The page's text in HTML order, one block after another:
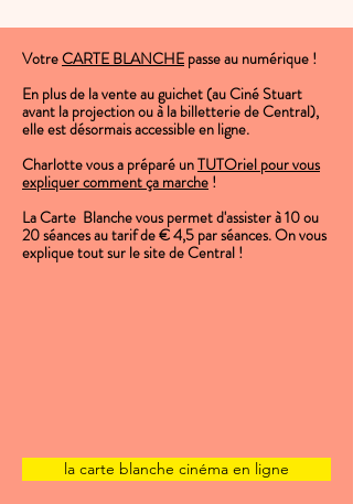
VotreCARTE BLANCHE passe au numérique !
En plus de la vente au guichet (au Ciné Stuart
avant la projection ou à la billetterie de Central),
elle est désormais accessible en ligne.
Charlotte vous a préparé unTUTOriel pour vous
expliquer comment ça marche !
La Carte Blanche vous permet d'assister à 10 ou
20 séances au tarif de € 4,5 par séances. On vous
explique tout sur le site de Central !
la carte blanche cinéma en ligne